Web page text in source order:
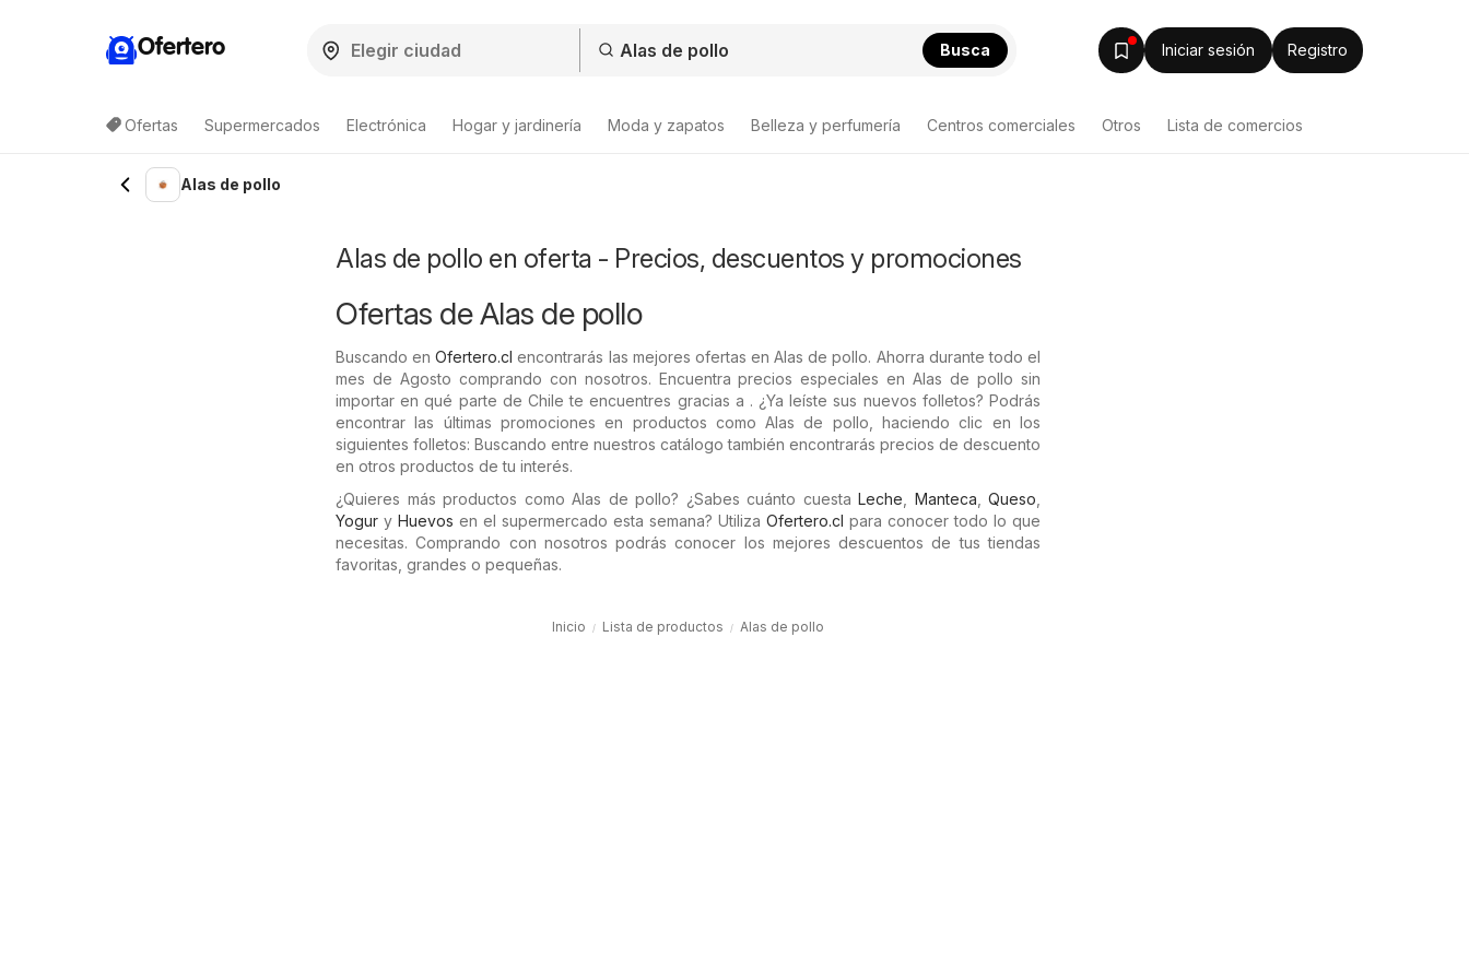
Ofertero Busca Iniciar sesión Registro
Ofertas Supermercados Electrónica Hogar y jardinería Moda y zapatos Belleza y perfumería Centros comerciales Otros Lista de comercios
Lista de productos
Alas de pollo
Alas de pollo en oferta - Precios, descuentos y promociones
Ofertas de Alas de pollo
Buscando enOfertero.cl encontrarás las mejores ofertas en Alas de pollo. Ahorra durante todo el
mes de Agosto comprando con nosotros. Encuentra precios especiales en Alas de pollo sin
importar en qué parte de Chile te encuentres gracias a . ¿Ya leíste sus nuevos folletos? Podrás
encontrar las últimas promociones en productos como Alas de pollo, haciendo clic en los
siguientes folletos: Buscando entre nuestros catálogo también encontrarás precios de descuento
en otros productos de tu interés.
¿Quieres más productos como Alas de pollo? ¿Sabes cuánto cuesta Leche Manteca Queso
Yogur y Huevos en el supermercado esta semana? Utiliza Ofertero.cl para conocer todo lo que
necesitas. Comprando con nosotros podrás conocer los mejores descuentos de tus tiendas
favoritas, grandes o pequeñas.
Inicio Lista de productos Alas de pollo